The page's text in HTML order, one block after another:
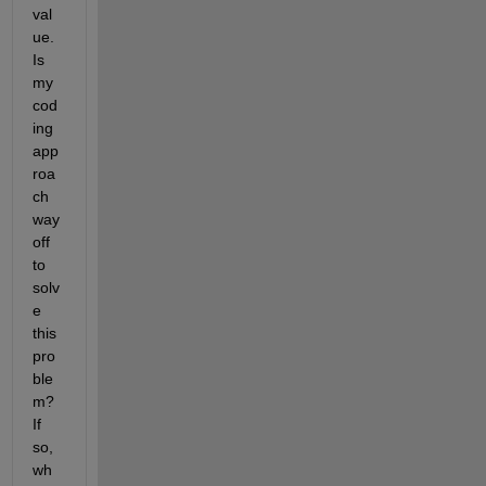
val
ue.
Is
my
cod
ing
app
roa
ch
way
off
to
solv
e
this
pro
ble
m?
If
so,
wh